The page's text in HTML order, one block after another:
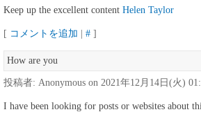
Keep up the excellent content Helen Taylor
[ コメントを追加 # ]
How are you
投稿者: Anonymous on 2021年12月14日(火)
I have been looking for posts or websites about